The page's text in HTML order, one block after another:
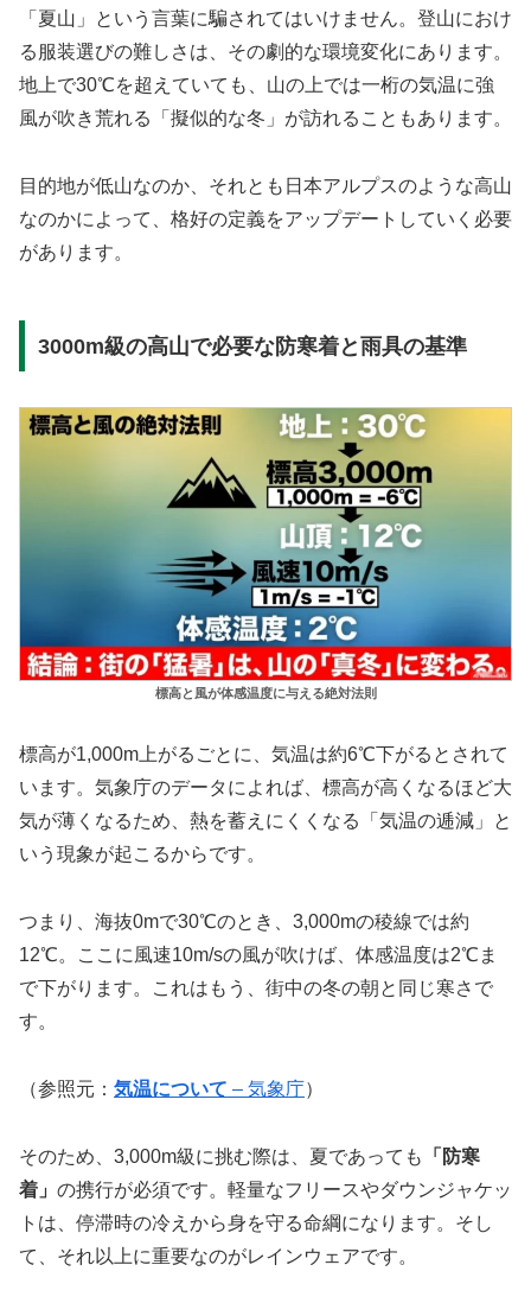
「夏山」という言葉に騙されてはいけません。登山におけ
る服装選びの難しさは、その劇的な環境変化にあります。
地上で30℃を超えていても、山の上では一桁の気温に強
風が吹き荒れる「擬似的な冬」が訪れることもあります。
目的地が低山なのか、それとも日本アルプスのような高山
なのかによって、格好の定義をアップデートしていく必要
があります。
3000m級の高山で必要な防寒着と雨具の基準
標高と風が体感温度に与える絶対法則
標高が1,000m上がるごとに、気温は約6℃下がるとされて
います。気象庁のデータによれば、標高が高くなるほど大
気が薄くなるため、熱を蓄えにくくなる「気温の逓減」と
いう現象が起こるからです。
つまり、海抜0mで30℃のとき、3,000mの稜線では約
12℃。ここに風速10m/sの風が吹けば、体感温度は2℃ま
で下がります。これはもう、街中の冬の朝と同じ寒さで
す。
（参照元： 気温について – 気象庁）
そのため、3,000m級に挑む際は、夏であっても
「防寒
着」 の携行が必須です。軽量なフリースやダウンジャケッ
トは、停滞時の冷えから身を守る命綱になります。そし
て、それ以上に重要なのがレインウェアです。